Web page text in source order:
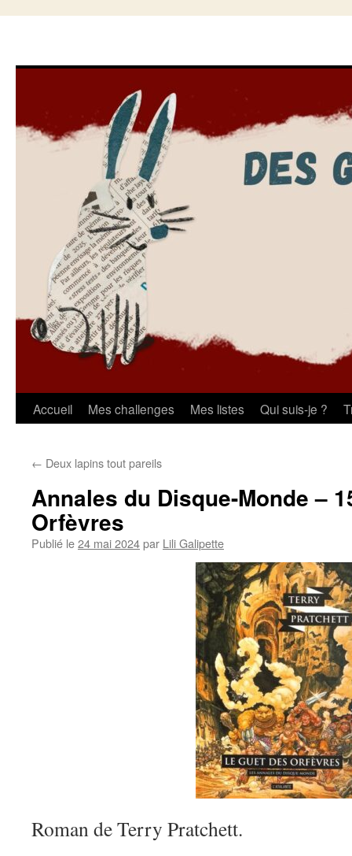
Aller
contenu
Accueil Mes challenges Mes listes Qui suis-je ?
← Deux lapins tout pareils
Annales du Disque-Monde –
Orfèvres
Publié le24 mai 2024par Lili Galipette
Roman de Terry Pratchett.